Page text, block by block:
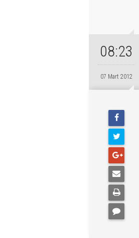
08:23
07 Mart 2012